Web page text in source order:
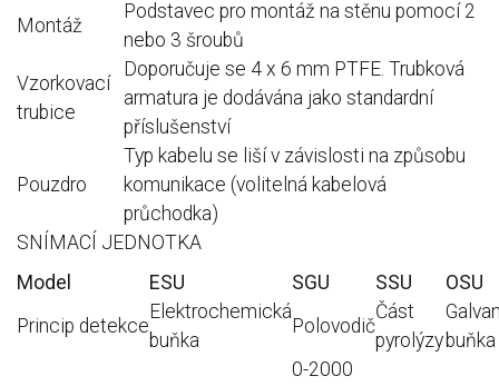
Montáž
Podstavec pro montáž na stěnu pomocí 2
nebo 3 šroubů
Vzorkovací
trubice
Doporučuje se 4 x 6 mm PTFE. Trubková
armatura je dodávána jako standardní
příslušenství
Pouzdro
Typ kabelu se liší v závislosti na způsobu
komunikace (volitelná kabelová
průchodka)
SNÍMACÍ JEDNOTKA
Model
ESU SGU SSU
OSU
Princip detekce
Elektrochemická
buňka
Polovodič
Část
pyrolýzy buňka
0-2000